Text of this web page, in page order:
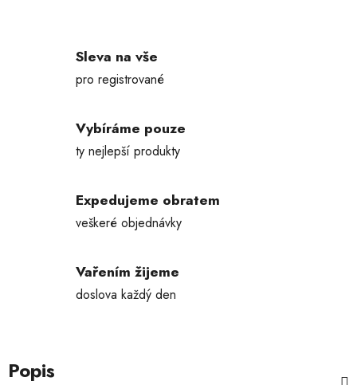
Sleva na vše
pro registrované
Vybíráme pouze
ty nejlepší produkty
Expedujeme obratem
veškeré objednávky
Vařením žijeme
doslova každý den
Popis